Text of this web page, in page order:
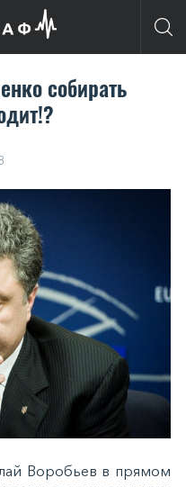
собирать
Воробьев в прямом